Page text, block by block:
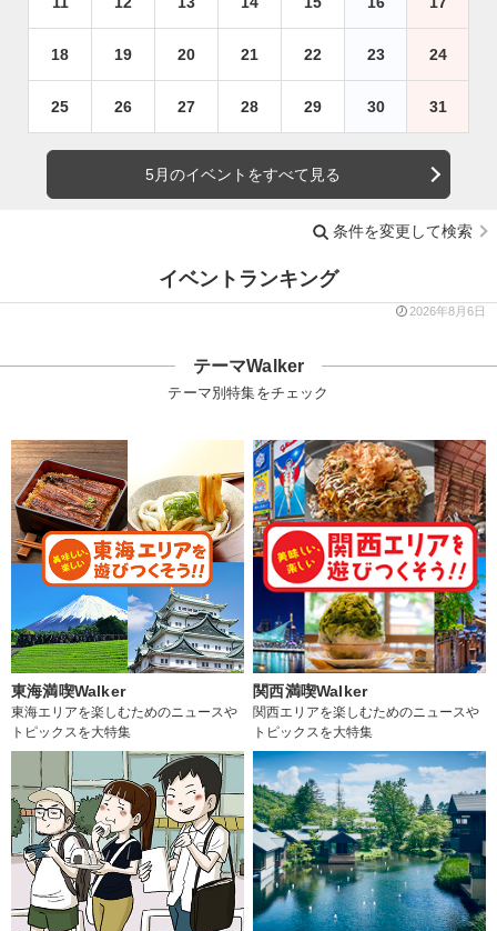
18 19 20 21 22 23 24
25 26 27 28 29 30 31
5月のイベントをすべて見る
条件を変更して検索
イベントランキング
2026年8月6日
テーマWalker
テーマ別特集をチェック
東海満喫Walker
東海エリアを楽しむためのニュースや
トピックスを大特集
関西満喫Walker
関西エリアを楽しむためのニュースや
トピックスを大特集